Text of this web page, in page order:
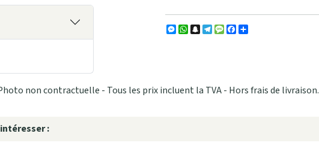
Messenger
WhatsApp
Snapchat
Telegram
MessageFacebook
non contractuelle - Tous les prix incluent la TVA - Hors frais de livraison.
: